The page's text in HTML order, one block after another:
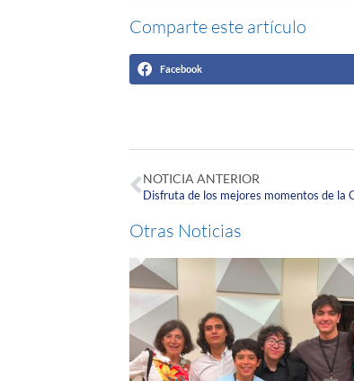
Comparte este artículo
Facebook
NOTICIA ANTERIOR
Otras Noticias